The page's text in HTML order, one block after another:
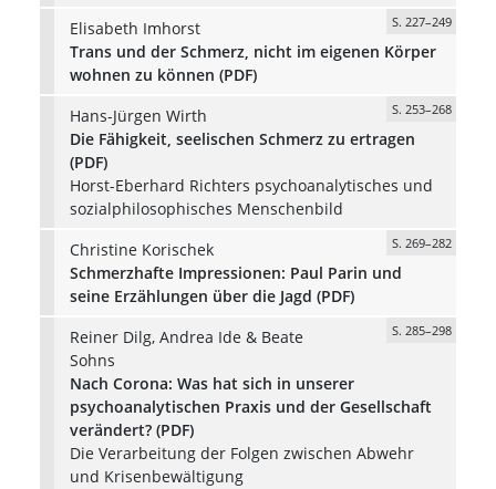
Elisabeth Imhorst
S. 227–249
Trans und der Schmerz, nicht im eigenen Körper
wohnen zu können (PDF)
Hans-Jürgen Wirth
S. 253–268
Die Fähigkeit, seelischen Schmerz zu ertragen
(PDF)
Horst-Eberhard Richters psychoanalytisches und
sozialphilosophisches Menschenbild
Christine Korischek
S. 269–282
Schmerzhafte Impressionen: Paul Parin und
seine Erzählungen über die Jagd (PDF)
Reiner Dilg, Andrea Ide & Beate
Sohns
S. 285–298
Nach Corona: Was hat sich in unserer
psychoanalytischen Praxis und der Gesellschaft
verändert? (PDF)
Die Verarbeitung der Folgen zwischen Abwehr
und Krisenbewältigung